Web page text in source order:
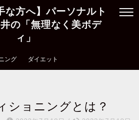
な方へ】パーソナルト
の「無理なく美ボデ
ィ」
ング ダイエット
ショニングとは？